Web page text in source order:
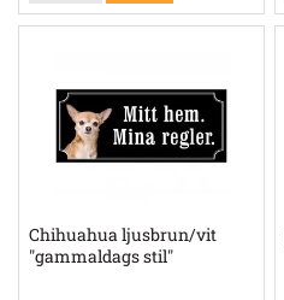
Chihuahua ljusbrun/vit
"gammaldags stil"